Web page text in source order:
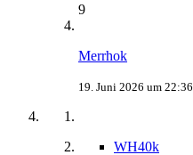
9
Merrhok
19. Juni 2026 um 22:36
WH40k